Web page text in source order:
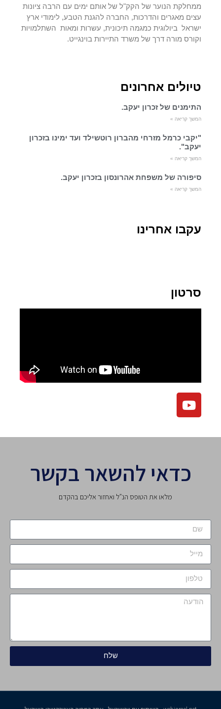
ממחלקת הנוער של הקק"ל של אותם ימים עם הרבה ציונות
עצים מאגרים והדרכות, החברה להגנת הטבע, לימודי ארץ
ישראל ביולוגית כמגמה תיכונית, עשרות ומאות השתלמויות
וקורס מורה דרך של משרד התיירות בוינגייט.
טיולים אחרונים
התימנים של זכרון יעקב.
המשך קריאה »
"יקבי כרמל מזרחי מהברון רוטשילד ועד ימינו בזכרון
יעקב".
המשך קריאה »
סיפורה של משפחת אהרונסון בזכרון יעקב.
המשך קריאה »
עקבו אחרינו
סרטון
כדאי להשאר בקשר
מלאו את הטופס הנ"ל ואחזור אליכם בהקדם
שלח